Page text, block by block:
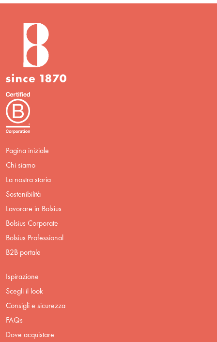
Pagina iniziale
Chi siamo
La nostra storia
Sostenibilità
Lavorare in Bolsius
Bolsius Corporate
Bolsius Professional
B2B portale
Ispirazione
Scegli il look
Consigli e sicurezza
FAQs
Dove acquistare